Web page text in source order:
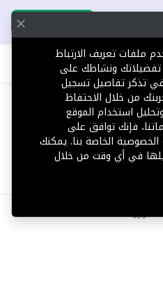
تحميل التطبيق
اطلب عقارك
ملفات تعريف الارتباط
تفضيلاتك ونشاطك على
تذكر تفاصيل تسجيل
من خلال الاحتفاظ
استخدام الموقع
فإنك توافق على
الخاصة بنا. يمكنك
في أي وقت من خلال